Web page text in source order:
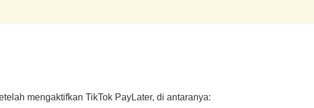
mengaktifkan TikTok PayLater, di antaranya: